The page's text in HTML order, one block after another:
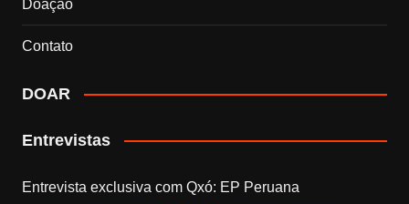
Doação
Contato
DOAR
Entrevistas
Entrevista exclusiva com Qxó: EP Peruana